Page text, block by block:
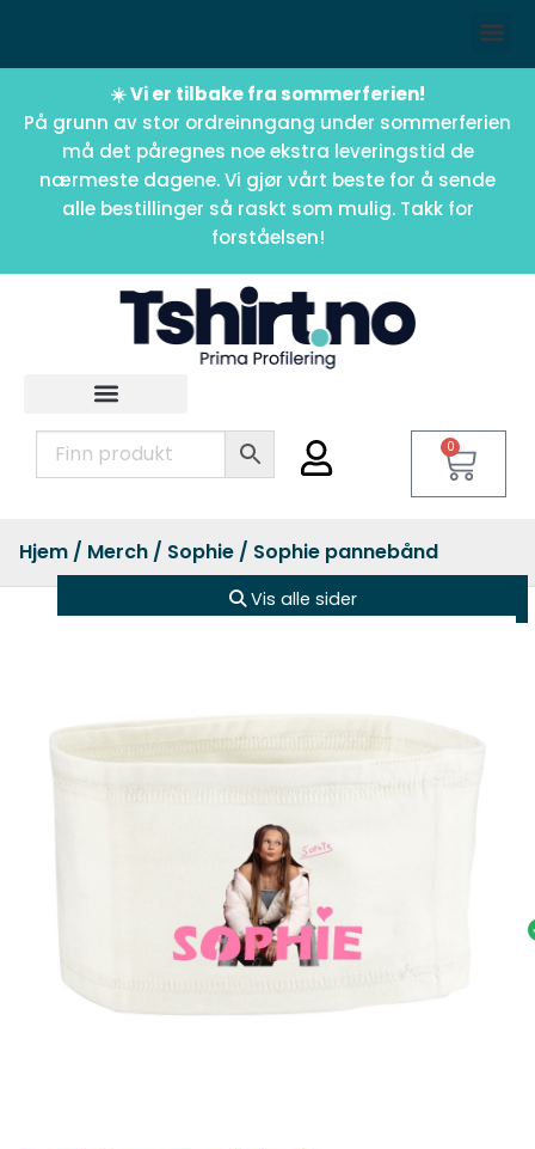
☀️ Vi er tilbake fra sommerferien!
På grunn av stor ordreinngang under sommerferien
må det påregnes noe ekstra leveringstid de
nærmeste dagene. Vi gjør vårt beste for å sende
alle bestillinger så raskt som mulig. Takk for
forståelsen!
0
Hjem / Merch / Sophie / Sophie pannebånd
Vis alle sider